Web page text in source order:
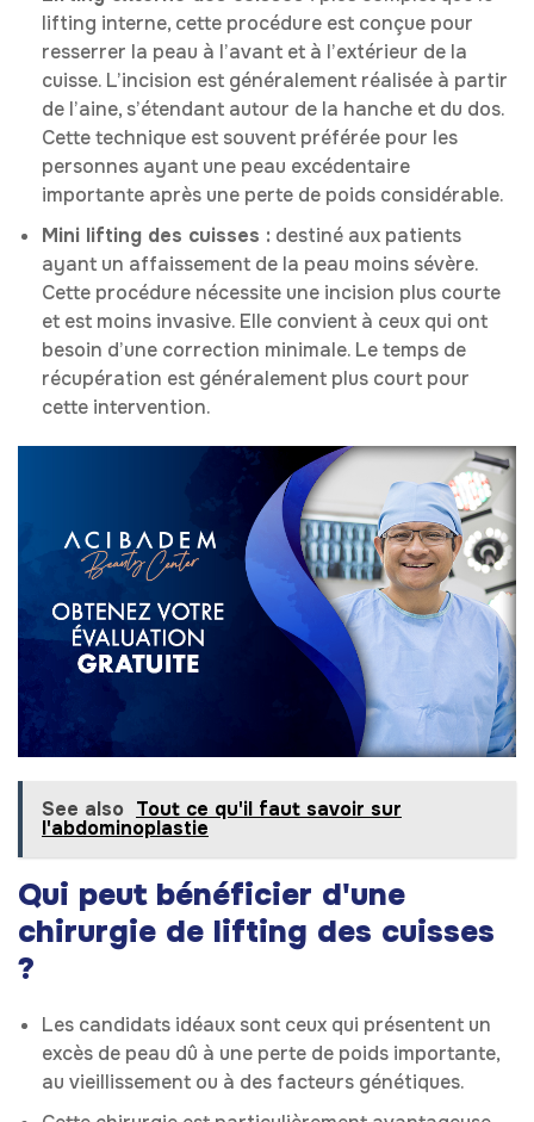
lifting interne, cette procédure est conçue pour
resserrer la peau à l’avant et à l’extérieur de la
cuisse. L’incision est généralement réalisée à partir
de l’aine, s’étendant autour de la hanche et du dos.
Cette technique est souvent préférée pour les
personnes ayant une peau excédentaire
importante après une perte de poids considérable.
Mini lifting des cuisses : destiné aux patients
ayant un affaissement de la peau moins sévère.
Cette procédure nécessite une incision plus courte
et est moins invasive. Elle convient à ceux qui ont
besoin d’une correction minimale. Le temps de
récupération est généralement plus court pour
cette intervention.
See also Tout ce qu'il faut savoir sur
l'abdominoplastie
Qui peut bénéficier d'une
chirurgie de lifting des cuisses
?
Les candidats idéaux sont ceux qui présentent un
excès de peau dû à une perte de poids importante,
au vieillissement ou à des facteurs génétiques.